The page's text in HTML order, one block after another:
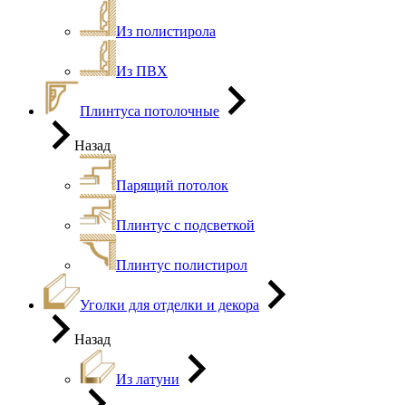
Из полистирола
Из ПВХ
Плинтуса потолочные
Назад
Парящий потолок
Плинтус с подсветкой
Плинтус полистирол
Уголки для отделки и декора
Назад
Из латуни